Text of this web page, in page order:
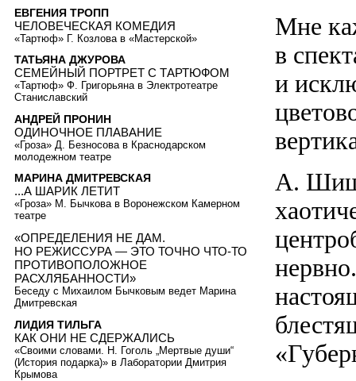
Мне
в
и
А.
ЕВГЕНИЯ ТРОПП
ЧЕЛОВЕЧЕСКАЯ КОМЕДИЯ
«Тартюф» Г. Козлова в «Мастерской»
ТАТЬЯНА ДЖУРОВА
СЕМЕЙНЫЙ ПОРТРЕТ С ТАРТЮФОМ
«Тартюф» Ф. Григорьяна в Электротеатре
Станиславский
АНДРЕЙ ПРОНИН
ОДИНОЧНОЕ ПЛАВАНИЕ
«Гроза» Д. Безносова в Краснодарском
молодежном театре
МАРИНА ДМИТРЕВСКАЯ
...А ШАРИК ЛЕТИТ
«Гроза» М. Бычкова в Воронежском Камерном
театре
«ОПРЕДЕЛЕНИЯ НЕ ДАМ.
НО РЕЖИССУРА — ЭТО ТОЧНО ЧТО-ТО
ПРОТИВОПОЛОЖНОЕ
РАСХЛЯБАННОСТИ»
Беседу с Михаилом Бычковым ведет Марина
Дмитревская
ЛИДИЯ ТИЛЬГА
КАК ОНИ НЕ СДЕРЖАЛИСЬ
«Своими словами. Н. Гоголь „Мертвые души“
(История подарка)» в Лаборатории Дмитрия
Крымова